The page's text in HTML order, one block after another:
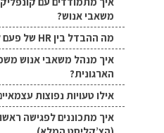
משאבי אנוש?
מה ההבדל בין HR של פעם ל-HR של היום?
איך מנהל משאבי אנוש
הארגונית?
אילו טעויות נפוצות
איך מתכוננים לפגישה